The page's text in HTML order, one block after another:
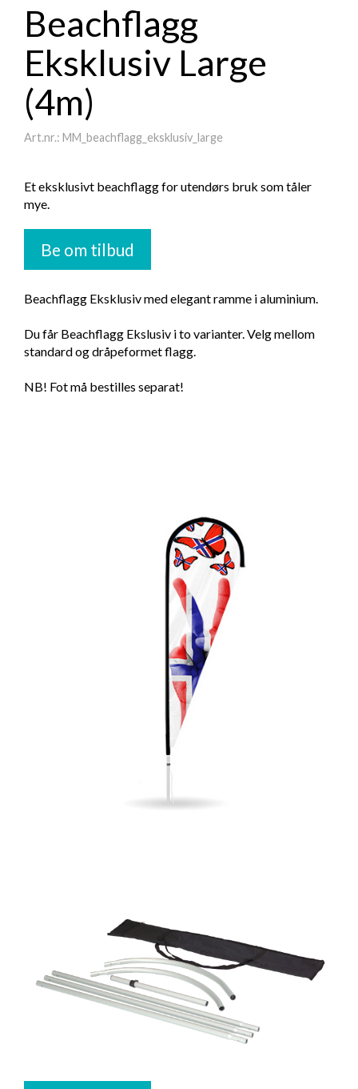
Beachflagg
Eksklusiv Large
(4m)
Art.nr.: MM_beachflagg_eksklusiv_large
Et eksklusivt beachflagg for utendørs bruk som tåler
mye.
Be om tilbud
Beachflagg Eksklusiv med elegant ramme i aluminium.
Du får Beachflagg Ekslusiv i to varianter. Velg mellom
standard og dråpeformet flagg.
NB! Fot må bestilles separat!